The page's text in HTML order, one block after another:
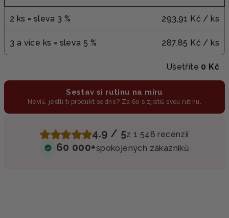
2 ks = sleva 3 % 293,91 Kč / ks
3 a více ks = sleva 5 % 287,85 Kč / ks
Ušetříte 0 Kč
Sestav si rutinu na míru
Nevíš, jestli ti produkt sedne? Za 60 s zjistíš svou rutinu.
4.9 / 5z 1 548 recenzií
60 000+spokojených zákazníků